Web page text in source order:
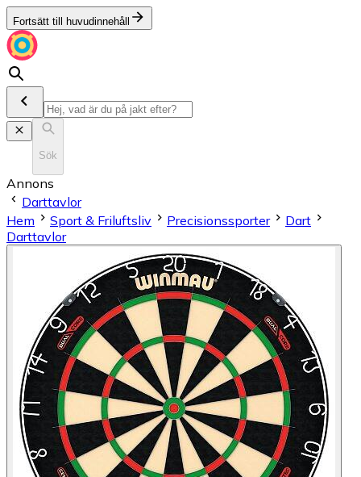
Fortsätt till huvudinnehåll
Sök
Annons
Darttavlor
Hem
Sport & Friluftsliv Precisionssporter
Dart
Darttavlor